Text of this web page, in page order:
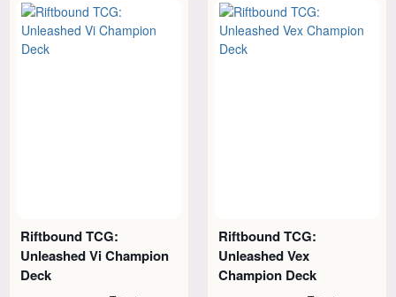
Riftbound TCG:
Unleashed Vi Champion
Deck
Riftbound TCG:
Unleashed Vex
Champion Deck